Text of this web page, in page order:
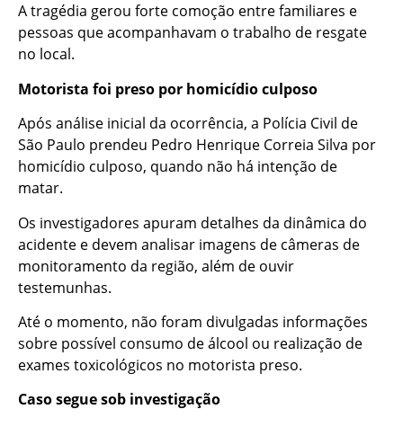
A tragédia gerou forte comoção entre familiares e
pessoas que acompanhavam o trabalho de resgate
no local.
Motorista foi preso por homicídio culposo
Após análise inicial da ocorrência, a Polícia Civil de
São Paulo prendeu Pedro Henrique Correia Silva por
homicídio culposo, quando não há intenção de
matar.
Os investigadores apuram detalhes da dinâmica do
acidente e devem analisar imagens de câmeras de
monitoramento da região, além de ouvir
testemunhas.
Até o momento, não foram divulgadas informações
sobre possível consumo de álcool ou realização de
exames toxicológicos no motorista preso.
Caso segue sob investigação